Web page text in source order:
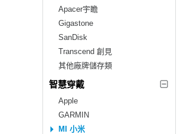
Apacer宇瞻
Gigastone
SanDisk
Transcend 創見
其他廠牌儲存類
智慧穿戴
Apple
GARMIN
MI 小米